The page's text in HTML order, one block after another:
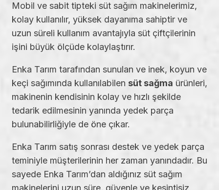
Mobil ve sabit tipteki süt sağım makinelerimiz,
kolay kullanılır, yüksek dayanıma sahiptir ve
uzun süreli kullanım avantajıyla süt çiftçilerinin
işini büyük ölçüde kolaylaştırır.
Enka Tarım tarafından sunulan ve inek, koyun ve
keçi sağımında kullanılabilen süt sağma ürünleri,
makinenin kendisinin kolay ve hızlı şekilde
tedarik edilmesinin yanında yedek parça
bulunabilirliğiyle de öne çıkar.
Enka Tarım satış sonrası destek ve yedek parça
teminiyle müşterilerinin her zaman yanındadır. Bu
sayede Enka Tarım’dan aldığınız süt sağım
makinelerini uzun süre, güvenle ve kesintisiz